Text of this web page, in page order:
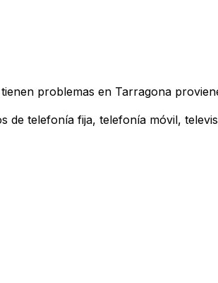
problemas en Tarragona
de telefonía fija, telefonía móvil,